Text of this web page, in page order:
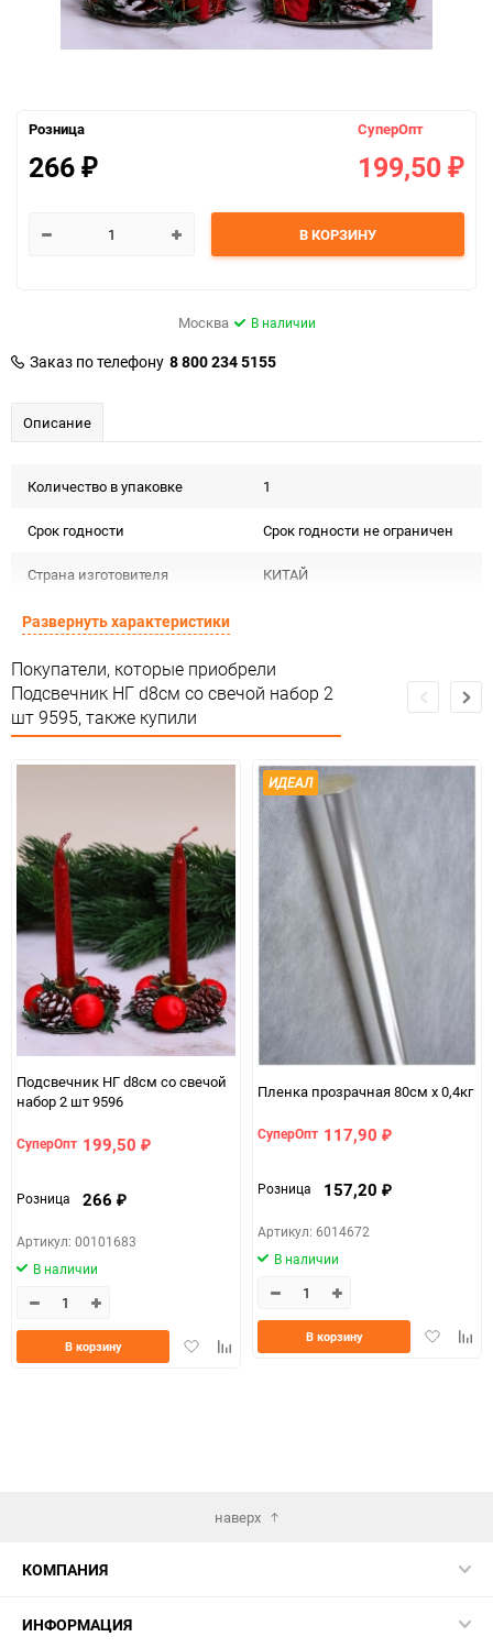
Розница
266 ₽
СуперОпт
199,50 ₽
В КОРЗИНУ
Москва В наличии
Заказ по телефону 8 800 234 5155
Описание
Количество в упаковке 1
Срок годности Срок годности не ограничен
Страна изготовителя КИТАЙ
Предназначение товара
Сертификация Не подлежит сертификации
Особые условия Особых условий не требует
240
Единица измерения набор
Развернуть характеристики
Покупатели, которые приобрели
Подсвечник НГ d8см со свечой набор 2
шт 9595, также купили
Подсвечник НГ d8см со свечой
набор 2 шт 9596
СуперОпт 199,50 ₽
Розница 266 ₽
Артикул: 00101683
В наличии
ДобавитьДобавить
В корзину
ИДЕАЛ
Пленка прозрачная 80см x 0,4кг
СуперОпт 117,90 ₽
Розница 157,20 ₽
Артикул: 6014672
В наличии
Добавить
В корзину
наверх
КОМПАНИЯ
ИНФОРМАЦИЯ